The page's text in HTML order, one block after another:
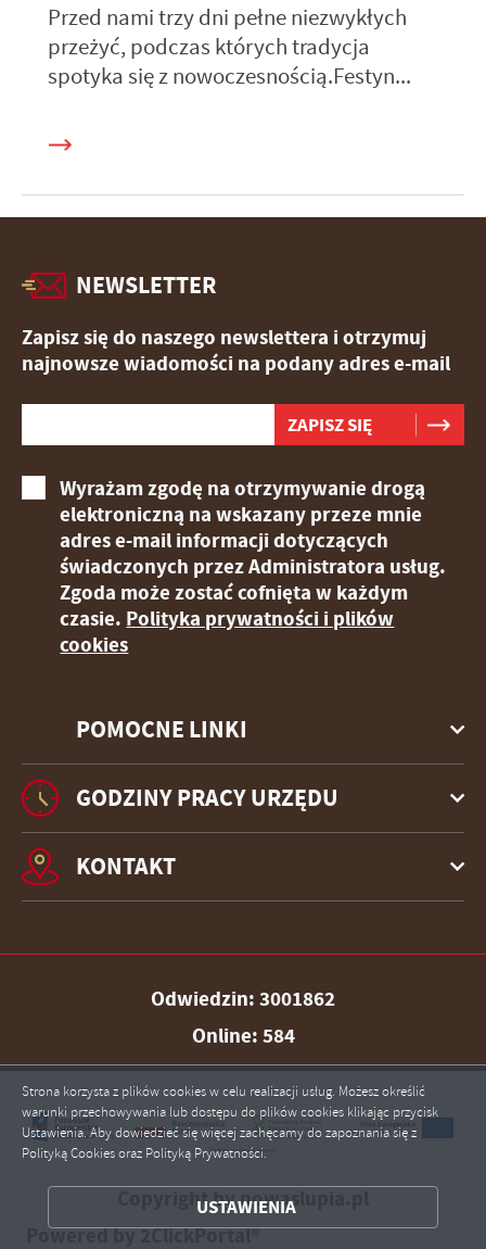
Przed nami trzy dni pełne niezwykłych
przeżyć, podczas których tradycja
spotyka się z nowoczesnością.Festyn...
POMOCNE LINKI
NEWSLETTER
Zapisz się do naszego newslettera i otrzymuj
najnowsze wiadomości na podany adres e-mail
Wyrażam zgodę na otrzymywanie drogą
elektroniczną na wskazany przeze mnie
adres e-mail informacji dotyczących
świadczonych przez Administratora usług.
Zgoda może zostać cofnięta w każdym
czasie. Polityka prywatności i plików
cookies
GODZINY PRACY URZĘDU
KONTAKT
Odwiedzin: 3001862
Online: 584
Copyright by nowaslupia.pl
Powered by2ClickPortal®
Strona korzysta z plików cookies w celu realizacji usług. Możesz określić
warunki przechowywania lub dostępu do plików cookies klikając przycisk
Ustawienia. Aby dowiedzieć się więcej zachęcamy do zapoznania się z
Polityką Cookies oraz Polityką Prywatności.
USTAWIENIA
ZAPISZ WYBRANE
ZEZWÓL NA WSZYSTKIE